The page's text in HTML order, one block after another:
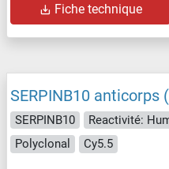
Fiche technique
SERPINB10 anticorps
SERPINB10 Reactivité:
Polyclonal
Cy5.5